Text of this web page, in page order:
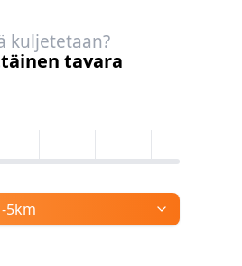
kuljetetaan?
tavara
5km